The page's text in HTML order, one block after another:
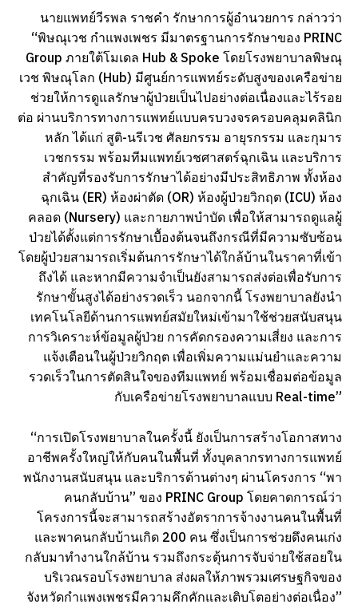
นายแพทย์วีรพล ราชคำ รักษาการผู้อำนวยการ กล่าวว่า
“พิษณุเวช กำแพงเพชร มีมาตรฐานการรักษาของ PRINC
Group ภายใต้โมเดล Hub & Spoke โดยโรงพยาบาลพิษณุ
เวช พิษณุโลก (Hub) มีศูนย์การแพทย์ระดับสูงของเครือข่าย
ช่วยให้การดูแลรักษาผู้ป่วยเป็นไปอย่างต่อเนื่องและไร้รอย
ต่อ ผ่านบริการทางการแพทย์แบบครบวงจรครอบคลุมคลินิก
หลัก ได้แก่ สูติ-นรีเวช ศัลยกรรม อายุรกรรม และกุมาร
เวชกรรม พร้อมทีมแพทย์เวชศาสตร์ฉุกเฉิน และบริการ
สำคัญที่รองรับการรักษาได้อย่างมีประสิทธิภาพ ทั้งห้อง
ฉุกเฉิน (ER) ห้องผ่าตัด (OR) ห้องผู้ป่วยวิกฤต (ICU) ห้อง
คลอด (Nursery) และกายภาพบำบัด เพื่อให้สามารถดูแลผู้
ป่วยได้ตั้งแต่การรักษาเบื้องต้นจนถึงกรณีที่มีความซับซ้อน
โดยผู้ป่วยสามารถเริ่มต้นการรักษาได้ใกล้บ้านในราคาที่เข้า
ถึงได้ และหากมีความจำเป็นยังสามารถส่งต่อเพื่อรับการ
รักษาขั้นสูงได้อย่างรวดเร็ว นอกจากนี้ โรงพยาบาลยังนำ
เทคโนโลยีด้านการแพทย์สมัยใหม่เข้ามาใช้ช่วยสนับสนุน
การวิเคราะห์ข้อมูลผู้ป่วย การคัดกรองความเสี่ยง และการ
แจ้งเตือนในผู้ป่วยวิกฤต เพื่อเพิ่มความแม่นยำและความ
รวดเร็วในการตัดสินใจของทีมแพทย์ พร้อมเชื่อมต่อข้อมูล
กับเครือข่ายโรงพยาบาลแบบ Real-time”
“การเปิดโรงพยาบาลในครั้งนี้ ยังเป็นการสร้างโอกาสทาง
อาชีพครั้งใหญ่ให้กับคนในพื้นที่ ทั้งบุคลากรทางการแพทย์
พนักงานสนับสนุน และบริการด้านต่างๆ ผ่านโครงการ “พา
คนกลับบ้าน” ของ PRINC Group โดยคาดการณ์ว่า
โครงการนี้จะสามารถสร้างอัตราการจ้างงานคนในพื้นที่
และพาคนกลับบ้านเกิด 200 คน ซึ่งเป็นการช่วยดึงคนเก่ง
กลับมาทำงานใกล้บ้าน รวมถึงกระตุ้นการจับจ่ายใช้สอยใน
บริเวณรอบโรงพยาบาล ส่งผลให้ภาพรวมเศรษฐกิจของ
จังหวัดกำแพงเพชรมีความคึกคักและเติบโตอย่างต่อเนื่อง”